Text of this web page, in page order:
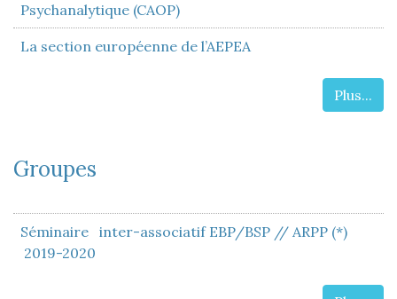
Psychanalytique (CAOP)
La section européenne de l’AEPEA
Plus...
Groupes
Séminaire inter-associatif EBP/BSP // ARPP (*)
2019-2020